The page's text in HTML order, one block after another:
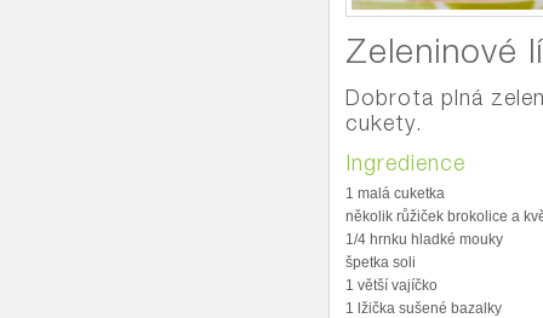
Zeleninové
Dobrota plná
cukety.
Ingredience
1 malá cuketka
několik růžiček brokolice a
1/4 hrnku hladké mouky
špetka soli
1 větší vajíčko
1 lžička sušené bazalky